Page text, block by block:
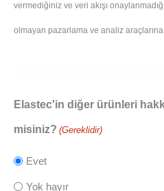
vermediğiniz ve veri akışı
olmayan pazarlama ve analiz
Elastec'in diğer ürünleri
misiniz? (Gereklidir)
Evet
Yok hayır